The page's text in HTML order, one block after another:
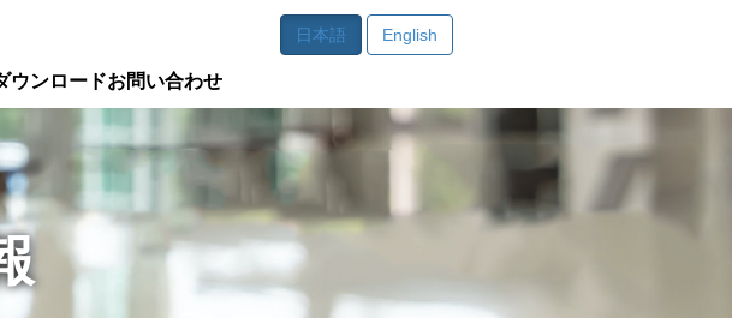
日本語 English
ウンロードお問い合わせ